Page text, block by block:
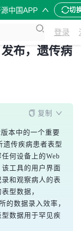
中国APP 切
登录
布，遗传病
复制
本中的一个重要
遗传疾病患者表型
何设备上的Web
工具的用户界面
和观察病人的表
型数据，
的数据录入效率，
数据用于罕见疾